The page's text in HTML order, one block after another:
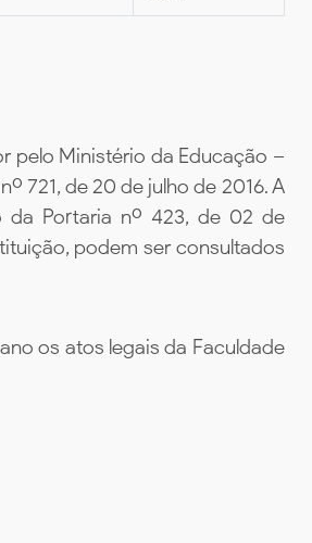
pelo Ministério da Educação –
721, de 20 de julho de 2016. A
da Portaria nº 423, de 02 de
podem ser consultados
os atos legais da Faculdade